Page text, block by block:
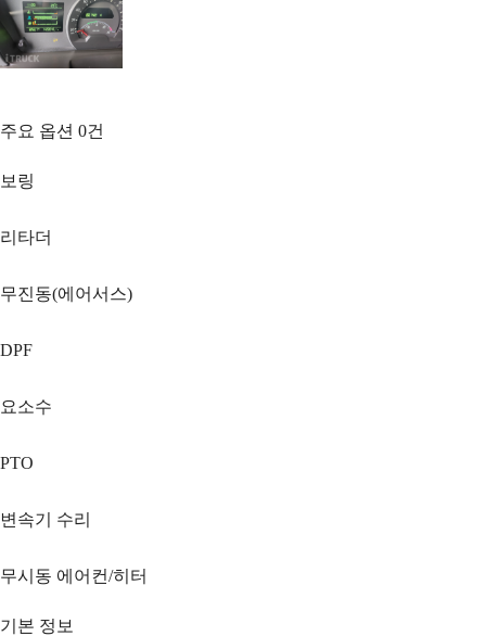
주요 옵션 0건
보링
리타더
무진동(에어서스)
DPF
요소수
PTO
변속기 수리
무시동 에어컨/히터
기본 정보